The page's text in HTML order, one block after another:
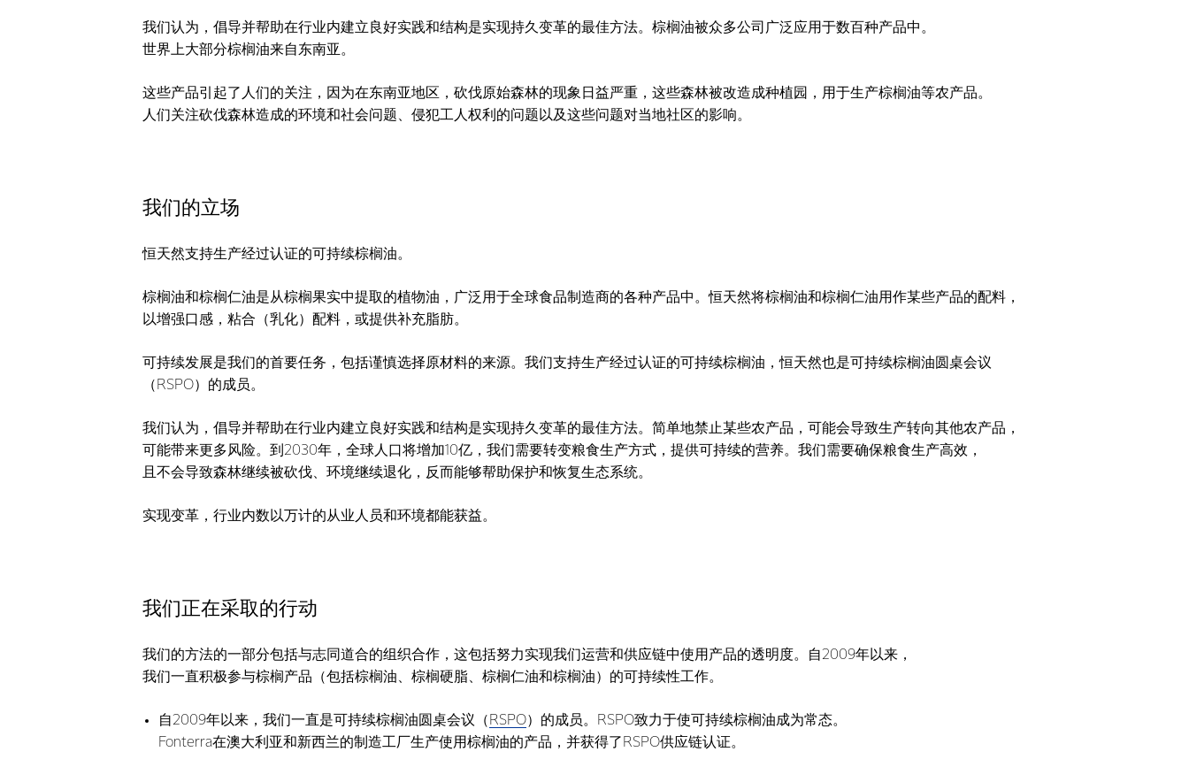
我们认为，倡导并帮助在行业内建立良好实践和结构是实现持久变革的最佳方法。棕榈油被众多公司广泛应用于数百种产品中。
世界上大部分棕榈油来自东南亚。
这些产品引起了人们的关注，因为在东南亚地区，砍伐原始森林的现象日益严重，这些森林被改造成种植园，用于生产棕榈油等农产品。
人们关注砍伐森林造成的环境和社会问题、侵犯工人权利的问题以及这些问题对当地社区的影响。
我们的立场
恒天然支持生产经过认证的可持续棕榈油。
棕榈油和棕榈仁油是从棕榈果实中提取的植物油，广泛用于全球食品制造商的各种产品中。恒天然将棕榈油和棕榈仁油用作某些产品的配料，
以增强口感，粘合（乳化）配料，或提供补充脂肪。
可持续发展是我们的首要任务，包括谨慎选择原材料的来源。我们支持生产经过认证的可持续棕榈油，恒天然也是可持续棕榈油圆桌会议
（RSPO）的成员。
我们认为，倡导并帮助在行业内建立良好实践和结构是实现持久变革的最佳方法。简单地禁止某些农产品，可能会导致生产转向其他农产品，
可能带来更多风险。到2030年，全球人口将增加10亿，我们需要转变粮食生产方式，提供可持续的营养。我们需要确保粮食生产高效，
且不会导致森林继续被砍伐、环境继续退化，反而能够帮助保护和恢复生态系统。
实现变革，行业内数以万计的从业人员和环境都能获益。
我们正在采取的行动
我们的方法的一部分包括与志同道合的组织合作，这包括努力实现我们运营和供应链中使用产品的透明度。自2009年以来，
我们一直积极参与棕榈产品（包括棕榈油、棕榈硬脂、棕榈仁油和棕榈油）的可持续性工作。
自2009年以来，我们一直是可持续棕榈油圆桌会议（ RSPO）的成员。RSPO致力于使可持续棕榈油成为常态。
Fonterra在澳大利亚和新西兰的制造工厂生产使用棕榈油的产品，并获得了RSPO供应链认证。